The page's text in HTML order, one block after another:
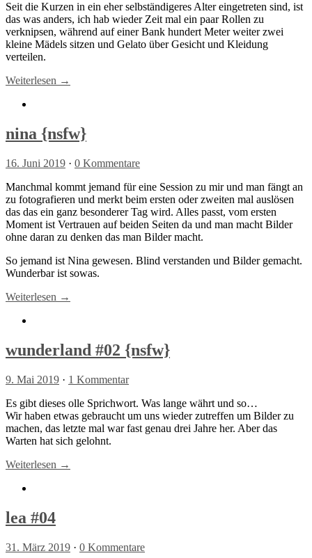
Seit die Kurzen in ein eher selbständigeres Alter eingetreten sind, ist
das was anders, ich hab wieder Zeit mal ein paar Rollen zu
verknipsen, während auf einer Bank hundert Meter weiter zwei
kleine Mädels sitzen und Gelato über Gesicht und Kleidung
verteilen.
Weiterlesen →
nina {nsfw}
16. Juni 2019 · 0 Kommentare
Manchmal kommt jemand für eine Session zu mir und man fängt an
zu fotografieren und merkt beim ersten oder zweiten mal auslösen
das das ein ganz besonderer Tag wird. Alles passt, vom ersten
Moment ist Vertrauen auf beiden Seiten da und man macht Bilder
ohne daran zu denken das man Bilder macht.
So jemand ist Nina gewesen. Blind verstanden und Bilder gemacht.
Wunderbar ist sowas.
Weiterlesen →
wunderland #02 {nsfw}
9. Mai 2019 · 1 Kommentar
Es gibt dieses olle Sprichwort. Was lange währt und so…
Wir haben etwas gebraucht um uns wieder zutreffen um Bilder zu
machen, das letzte mal war fast genau drei Jahre her. Aber das
Warten hat sich gelohnt.
Weiterlesen →
lea #04
31. März 2019 · 0 Kommentare